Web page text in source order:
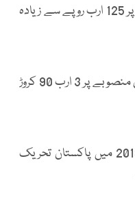
گیا ہے اور منصوبے پر مجموعی طورپر 125 ارب روپے سے زیادہ
ذرائع کے مطابق اگلے مالی سال اس منصوبے پر 3 ارب 90 کروڑ
واضح رہے کہ یہ منصوبہ اگست 2019 میں پاکستان تحریک